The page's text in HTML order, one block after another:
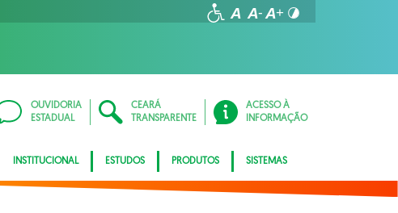
OUVIDORIA
ESTADUAL
CEARÁ
TRANSPARENTE
ACESSO À
INFORMAÇÃO
INSTITUCIONAL ESTUDOS PRODUTOS SISTEMAS